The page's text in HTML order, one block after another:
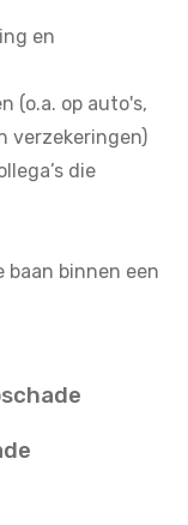
en
(o.a. op auto's,
verzekeringen)
die
baan binnen een